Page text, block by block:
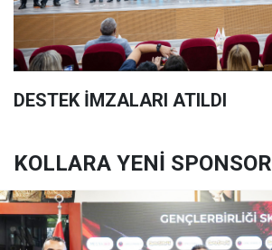
DESTEK İMZALARI ATILDI
KOLLARA YENİ SPONSOR